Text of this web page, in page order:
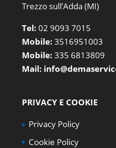
Trezzo sull’Adda (MI)
Tel: 02 9093 7015
Mobile: 3516951003
Mobile: 335 6813809
Mail:
PRIVACY E COOKIE
Privacy Policy
Cookie Policy